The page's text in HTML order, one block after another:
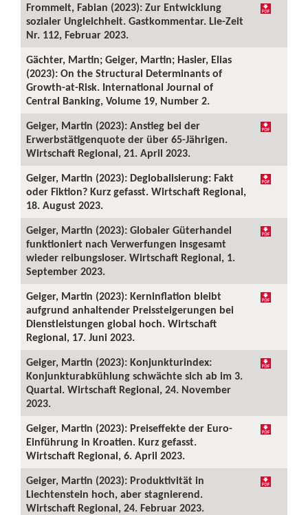
Frommelt, Fabian (2023): Zur Entwicklung
sozialer Ungleichheit. Gastkommentar. Lie-Zeit
Nr. 112, Februar 2023.
Gächter, Martin; Geiger, Martin; Hasler, Elias
(2023): On the Structural Determinants of
Growth-at-Risk. International Journal of
Central Banking, Volume 19, Number 2.
Geiger, Martin (2023): Anstieg bei der
Erwerbstätigenquote der über 65-Jährigen.
Wirtschaft Regional, 21. April 2023.
Geiger, Martin (2023): Deglobalisierung: Fakt
oder Fiktion? Kurz gefasst. Wirtschaft Regional,
18. August 2023.
Geiger, Martin (2023): Globaler Güterhandel
funktioniert nach Verwerfungen insgesamt
wieder reibungsloser. Wirtschaft Regional, 1.
September 2023.
Geiger, Martin (2023): Kerninflation bleibt
aufgrund anhaltender Preissteigerungen bei
Dienstleistungen global hoch. Wirtschaft
Regional, 17. Juni 2023.
Geiger, Martin (2023): Konjunkturindex:
Konjunkturabkühlung schwächte sich ab im 3.
Quartal. Wirtschaft Regional, 24. November
2023.
Geiger, Martin (2023): Preiseffekte der Euro-
Einführung in Kroatien. Kurz gefasst.
Wirtschaft Regional, 6. April 2023.
Geiger, Martin (2023): Produktivität in
Liechtenstein hoch, aber stagnierend.
Wirtschaft Regional, 24. Februar 2023.